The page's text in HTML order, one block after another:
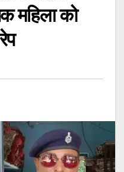
महिला को